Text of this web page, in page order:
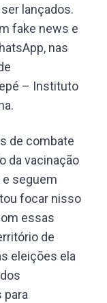
lançados.
fake news e
nas
– Instituto
de combate
da vacinação
e seguem
focar nisso
essas
de
eleições ela
para